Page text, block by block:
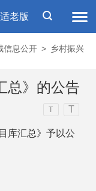
适老版
信息公开 > 乡村振兴
总》的公告
T T
汇总》予以公